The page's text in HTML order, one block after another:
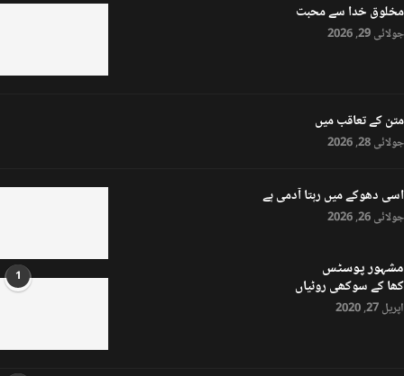
مخلوق خدا سے محبت
جولائی 29, 2026
متن کے تعاقب میں
جولائی 28, 2026
اسی دھوکے میں رہتا آدمی ہے
جولائی 26, 2026
مشہور پوسٹس 1 کھا کے سوکھی روٹیاں
اپریل 27, 2020